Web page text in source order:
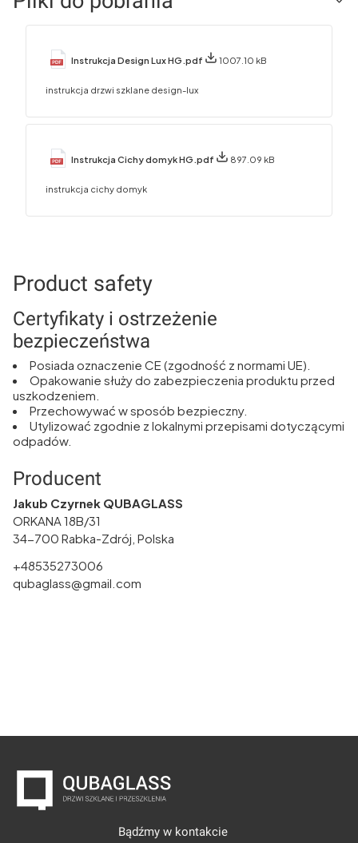
Instrukcja Design Lux HG.pdf 1007.10 kB
instrukcja drzwi szklane design-lux
Instrukcja Cichy domyk HG.pdf 897.09 kB
instrukcja cichy domyk
Product safety
Certyfikaty i ostrzeżenie
bezpieczeństwa
Posiada oznaczenie CE (zgodność z normami UE).
Opakowanie służy do zabezpieczenia produktu przed
uszkodzeniem.
Przechowywać w sposób bezpieczny.
Utylizować zgodnie z lokalnymi przepisami dotyczącymi
odpadów.
Producent
Jakub Czyrnek QUBAGLASS
ORKANA 18B/31
34-700 Rabka-Zdrój, Polska
+48535273006
qubaglass@gmail.com
Bądźmy w kontakcie